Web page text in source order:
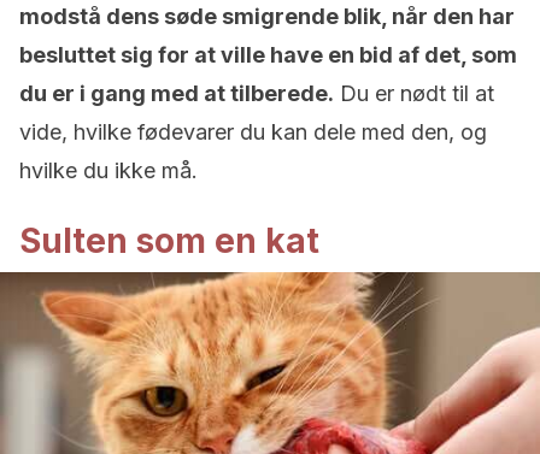
modstå dens søde smigrende blik, når den har
besluttet sig for at ville have en bid af det, som
du er i gang med at tilberede. Du er nødt til at
vide, hvilke fødevarer du kan dele med den, og
hvilke du ikke må.
Sulten som en kat